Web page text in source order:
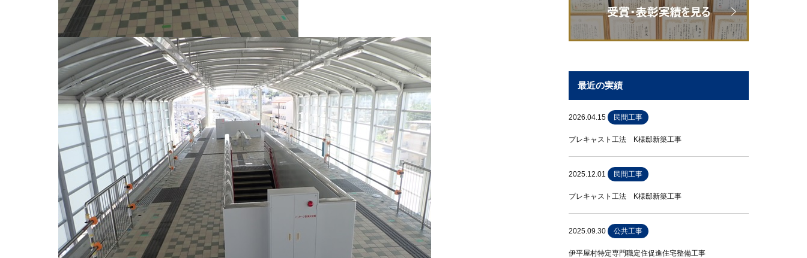
最近の実績
2026.04.15 民間工事
プレキャスト工法 K様邸新築工事
2025.12.01 民間工事
プレキャスト工法 K様邸新築工事
2025.09.30 公共工事
伊平屋村特定専門職定住促進住宅整備工事